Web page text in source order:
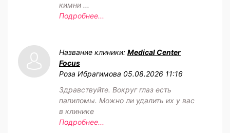
кимни ...
Подробнее...
Название клиники: Medical Center
Focus
Роза Ибрагимова 05.08.2026 11:16
Здравствуйте. Вокруг глаз есть
папиломы. Можно ли удалить их у вас
в клинике
Подробнее...